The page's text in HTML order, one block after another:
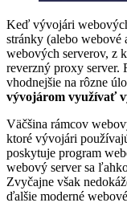
Keď vývojári
stránky (alebo webové
webových serverov, z
reverzný proxy server.
vhodnejšie na rôzne
vývojárom využívať
Väčšina rámcov
ktoré vývojári
poskytuje program
webový server sa
Zvyčajne však
ďalšie moderné